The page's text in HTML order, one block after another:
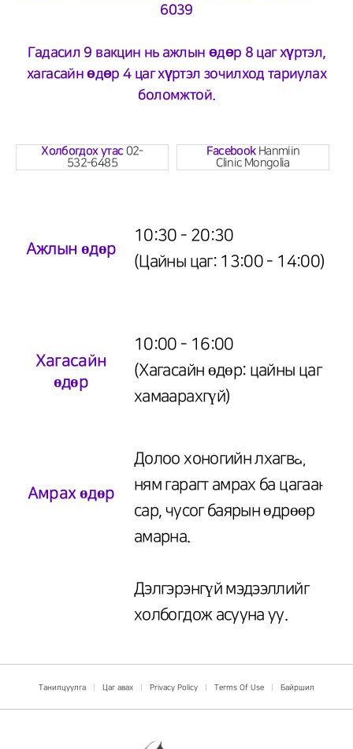
6039
Гадасил 9 вакцин нь ажлын өдөр 8 цаг хүртэл,
хагасайн өдөр 4 цаг хүртэл зочилход тариулах
боломжтой.
Холбогдох утас02-
532-6485
FacebookHanmiin
Clinic Mongolia
Ажлын өдөр
10:30 - 20:30
(Цайны цаг: 13:00 - 14:00)
Хагасайн
өдөр
10:00 - 16:00
(Хагасайн өдөр: цайны цаг
хамаарахгүй)
Амрах өдөр
Долоо хоногийн лхагва,
ням гарагт амрах ба цагаан
сар, чусог баярын өдрөөр
амарна.
Дэлгэрэнгүй мэдээллийг
холбогдож асууна уу.
Танилцуулга Цаг авах Privacy Policy Terms Of Use Байршил